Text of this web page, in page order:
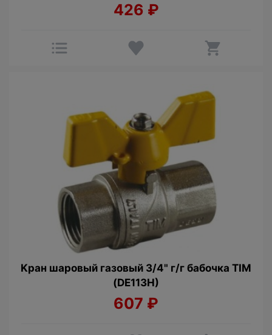
426 ₽
Kран шаровый гaзовый 3/4" г/г бабочка TIM
(DE113H)
607 ₽